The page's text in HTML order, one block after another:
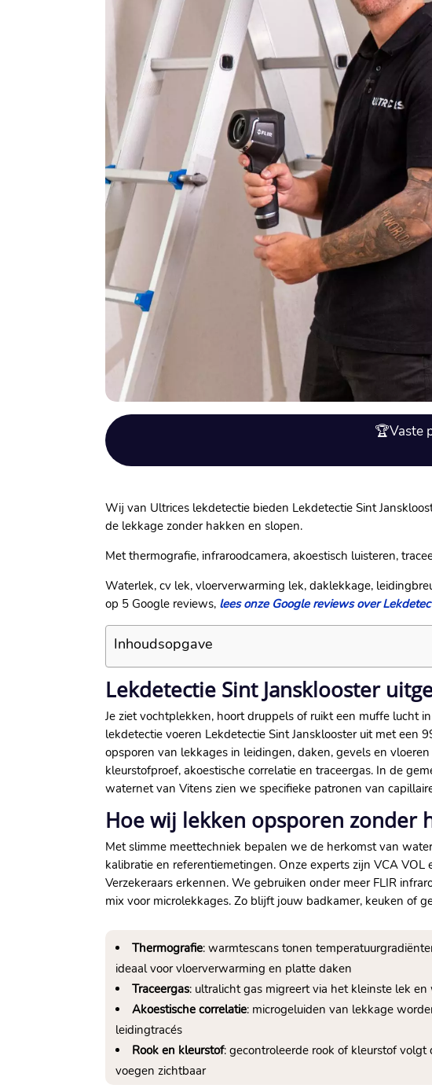
🏆Vaste
Wij van Ultrices lekdetectie bieden Lekdetectie Sint
de lekkage zonder hakken en slopen.
Met thermografie, infraroodcamera, akoestisch luisteren,
Waterlek, cv lek, vloerverwarming lek, daklekkage,
op 5 Google reviews, lees onze Google reviews over
Inhoudsopgave
Lekdetectie Sint Jansklooster
Je ziet vochtplekken, hoort druppels of ruikt een muffe lucht
lekdetectie voeren Lekdetectie Sint Jansklooster uit met
opsporen van lekkages in leidingen, daken, gevels en
kleurstofproef, akoestische correlatie en traceergas. In de
waternet van Vitens zien we specifieke patronen van
Hoe wij lekken opsporen zonder
Met slimme meettechniek bepalen we de herkomst van
kalibratie en referentiemetingen. Onze experts zijn VCA
Verzekeraars erkennen. We gebruiken onder meer FLIR
mix voor microlekkages. Zo blijft jouw badkamer, keuken of
Thermografie: warmtescans tonen
ideaal voor vloerverwarming en platte daken
Traceergas: ultralicht gas migreert via het kleinste lek
Akoestische correlatie: microgeluiden van lekkage
leidingtracés
Rook en kleurstof: gecontroleerde rook of kleurstof
voegen zichtbaar